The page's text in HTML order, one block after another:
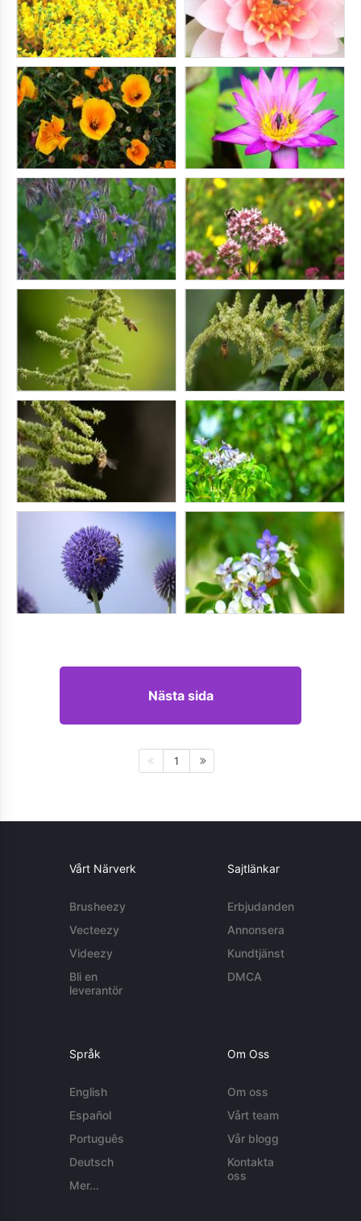
Nästa sida
1
Vårt Närverk
Brusheezy
Vecteezy
Videezy
Bli en
leverantör
Sajtlänkar
Erbjudanden
Annonsera
Kundtjänst
DMCA
Språk
English
Español
Português
Deutsch
Mer...
Om Oss
Om oss
Vårt team
Vår blogg
Kontakta
oss